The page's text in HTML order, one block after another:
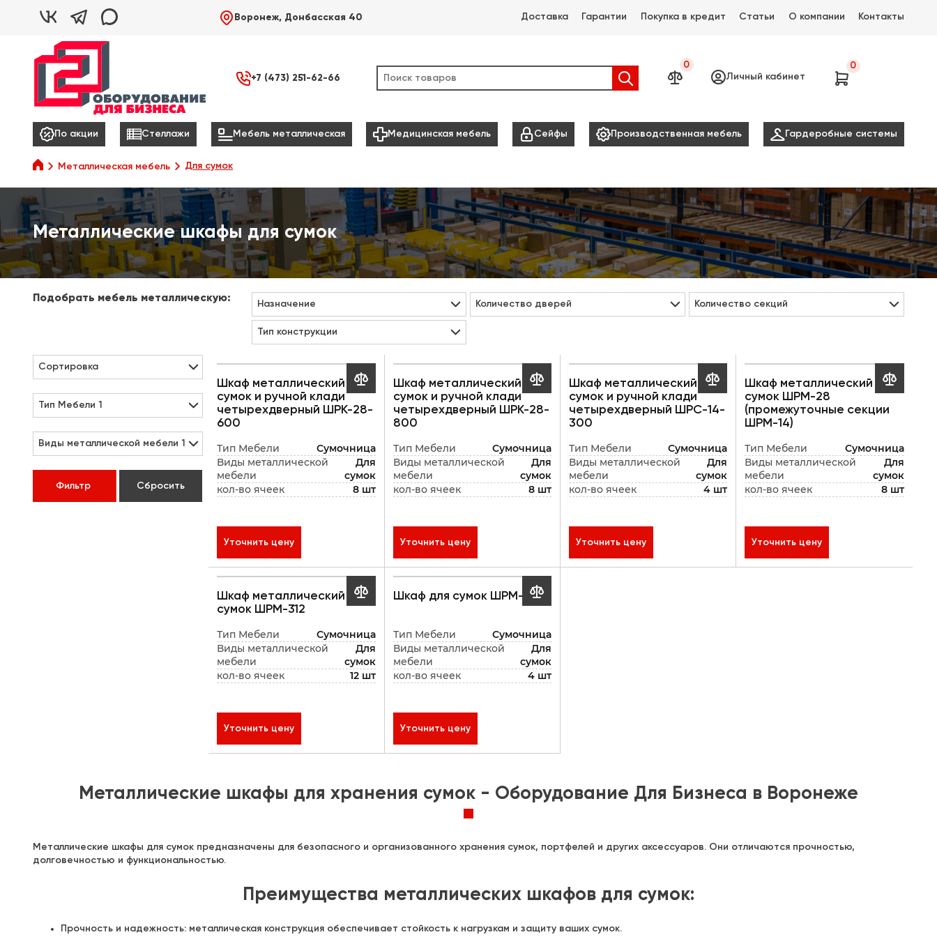
   Воронеж, Донбасская 40 Доставка Гарантии Покупка в кредит Статьи О компании Контакты
+7 (473) 251-62-66  
0
Личный кабинет 
0
По акции Стеллажи Мебель металлическая Медицинская мебель Сейфы Производственная мебель  Гардеробные системы
 Металлическая мебель Для сумок
Металлические шкафы для сумок
Подобрать мебель металлическую: Назначение Количество дверей Количество секций
Тип конструкции
Сортировка
Тип Мебели1
Виды металлической мебели1
Фильтр Сбросить
Шкаф металлический для
сумок и ручной клади
четырехдверный ШРК-28-
600
Тип Мебели
Сумочница
Виды металлической
мебели
Для
сумок
кол-во ячеек
8 шт
Уточнить цену

Шкаф металлический для
сумок и ручной клади
четырехдверный ШРК-28-
800
Тип Мебели
Сумочница
Виды металлической
мебели
Для
сумок
кол-во ячеек
8 шт
Уточнить цену

Шкаф металлический для
сумок и ручной клади
четырехдверный ШРС-14-
300
Тип Мебели
Сумочница
Виды металлической
мебели
Для
сумок
кол-во ячеек
4 шт
Уточнить цену

Шкаф металлический для
сумок ШРМ-28
(промежуточные секции
ШРМ-14)
Тип Мебели
Сумочница
Виды металлической
мебели
Для
сумок
кол-во ячеек
8 шт
Уточнить цену

Шкаф металлический для
сумок ШРМ-312
Тип Мебели
Сумочница
Виды металлической
мебели
Для
сумок
кол-во ячеек
12 шт
Уточнить цену
 Шкаф для сумок ШРМ-14
Тип Мебели
Сумочница
Виды металлической
мебели
Для
сумок
кол-во ячеек
4 шт
Уточнить цену

Металлические шкафы для хранения сумок - Оборудование Для Бизнеса в Воронеже
Металлические шкафы для сумок предназначены для безопасного и организованного хранения сумок, портфелей и других аксессуаров. Они отличаются прочностью,
долговечностью и функциональностью.
Преимущества металлических шкафов для сумок:
Прочность и надежность: металлическая конструкция обеспечивает стойкость к нагрузкам и защиту ваших сумок.